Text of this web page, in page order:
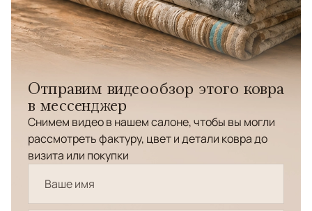
Отправим видеообзор этого ковра
в мессенджер
Снимем видео в нашем салоне, чтобы вы могли
рассмотреть фактуру, цвет и детали ковра до
визита или покупки